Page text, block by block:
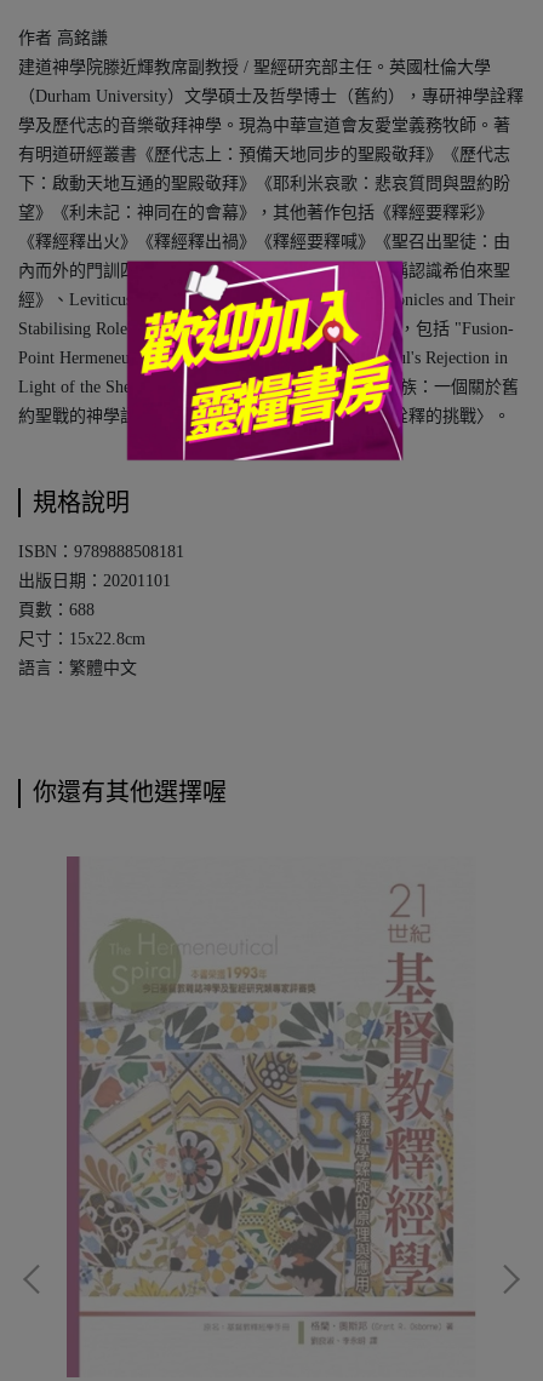
作者 高銘謙
建道神學院滕近輝教席副教授 / 聖經研究部主任。英國杜倫大學
（Durham University）文學碩士及哲學博士（舊約），專研神學詮釋
學及歷代志的音樂敬拜神學。現為中華宣道會友愛堂義務牧師。著
有明道研經叢書《歷代志上：預備天地同步的聖殿敬拜》《歷代志
下：啟動天地互通的聖殿敬拜》《耶利米哀歌：悲哀質問與盟約盼
望》《利未記：神同在的會幕》，其他著作包括《釋經要釋彩》
《釋經釋出火》《釋經釋出禍》《釋經要釋喊》《聖召出聖徒：由
內而外的門訓四十二章經》《你的名字：從書卷名稱認識希伯來聖
經》、Leviticus和博士論文The Levite Singers in Chronicles and Their
Stabilising Role等。常於不同的中英文期刊發表論文，包括 "Fusion-
Point Hermeneutics: A Theological Interpretation of Saul's Rejection in
Light of the Shema as the Rule of Faith"，〈滅迦南七族：一個關於舊
約聖戰的神學詮釋〉及〈意識形態批判對聖經神學詮釋的挑戰〉。
規格說明
ISBN：9789888508181
出版日期：20201101
頁數：688
尺寸：15x22.8cm
語言：繁體中文
你還有其他選擇喔